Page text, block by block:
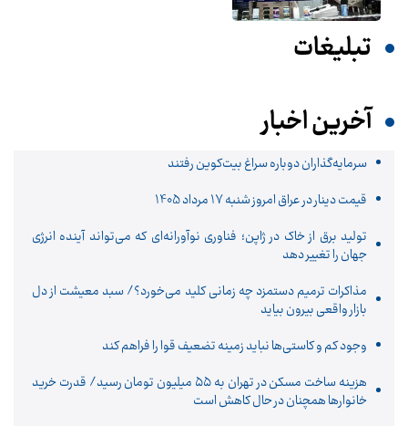
تبلیغات
آخرین اخبار
سرمایه‌گذاران دوباره سراغ بیت‌کوین رفتند
قیمت دینار در عراق امروز شنبه 17 مرداد 1405
تولید برق از خاک در ژاپن؛ فناوری نوآورانه‌ای که می‌تواند آینده انرژی
جهان را تغییر دهد
مذاکرات ترمیم دستمزد چه زمانی کلید می‌خورد؟/ سبد معیشت از دل
بازار واقعی بیرون بیاید
وجود کم و کاستی‌ها نباید زمینه تضعیف قوا را فراهم کند
هزینه ساخت مسکن در تهران به ۵۵ میلیون تومان رسید/ قدرت خرید
خانوارها همچنان در حال کاهش است